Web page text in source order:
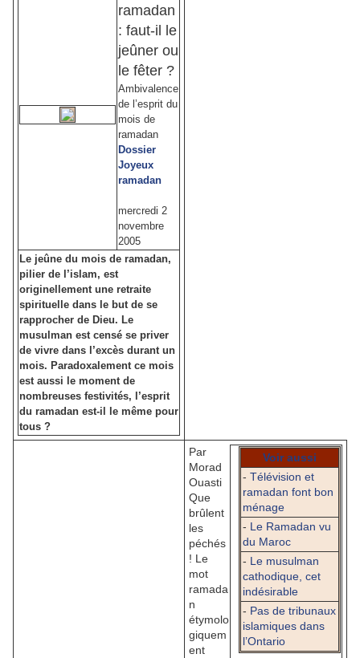
ramadan
: faut-il le
jeûner ou
le fêter ?
Ambivalence
de l’esprit du
mois de
ramadan
Dossier
Joyeux
ramadan
mercredi 2
novembre
2005
Le jeûne du mois de ramadan,
pilier de l’islam, est
originellement une retraite
spirituelle dans le but de se
rapprocher de Dieu. Le
musulman est censé se priver
de vivre dans l’excès durant un
mois. Paradoxalement ce mois
est aussi le moment de
nombreuses festivités, l’esprit
du ramadan est-il le même pour
tous ?
Voir aussi
- Télévision et
ramadan font bon
ménage
- Le Ramadan vu
du Maroc
- Le musulman
cathodique, cet
indésirable
- Pas de tribunaux
islamiques dans
l’Ontario
Par
Morad
Ouasti
Que
brûlent
les
péchés
! Le
mot
ramada
n
étymolo
giquem
ent